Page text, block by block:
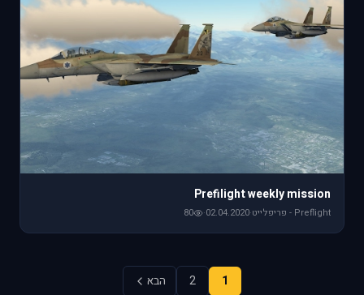
Prefilight weekly mission
Preflight - פריפלייט ·
02.04.2020
·
80
1
2 הבא